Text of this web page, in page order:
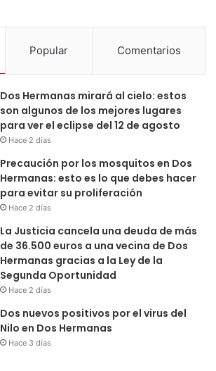
Popular Comentarios
Dos Hermanas mirará al cielo: estos
son algunos de los mejores lugares
para ver el eclipse del 12 de agosto
Hace 2 días
Precaución por los mosquitos en Dos
Hermanas: esto es lo que debes hacer
para evitar su proliferación
Hace 2 días
La Justicia cancela una deuda de más
de 36.500 euros a una vecina de Dos
Hermanas gracias a la Ley de la
Segunda Oportunidad
Hace 2 días
Dos nuevos positivos por el virus del
Nilo en Dos Hermanas
Hace 3 días